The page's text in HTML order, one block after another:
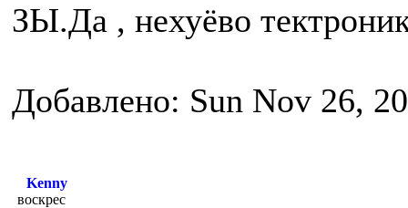
ЗЫ.Да , нехуёво
Добавлено: Sun Nov 26,
Kenny
воскрес